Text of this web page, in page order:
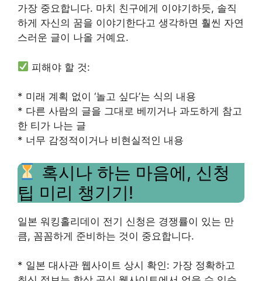
가장 중요합니다. 마치 친구에게 이야기하듯, 솔직
하게 자신의 꿈을 이야기한다고 생각하면 훨씬 자연
스러운 글이 나올 거예요.
피해야 할 것:
* 미래 계획 없이 ‘놀고 싶다’는 식의 내용
* 다른 사람의 글을 그대로 베끼거나 과도하게 참고
한 티가 나는 글
* 너무 감정적이거나 비현실적인 내용
혹시나 하는 마음에, 신청
팁 미리 챙기기!
일본 워킹홀리데이 전기 신청은 경쟁률이 있는 만
큼, 꼼꼼하게 준비하는 것이 중요합니다.
* 일본 대사관 웹사이트 상시 확인: 가장 정확하고